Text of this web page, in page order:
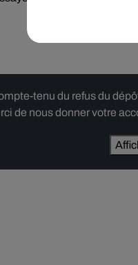
tenu du refus du
de nous donner votre